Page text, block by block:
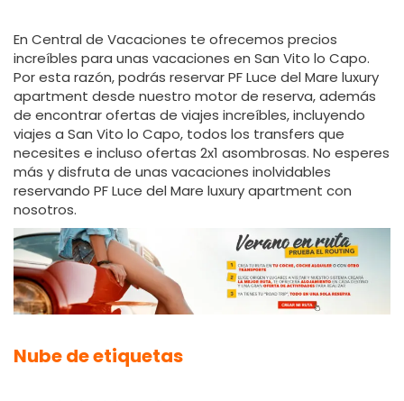
En Central de Vacaciones te ofrecemos precios
increíbles para unas vacaciones en San Vito lo Capo.
Por esta razón, podrás reservar PF Luce del Mare luxury
apartment desde nuestro motor de reserva, además
de encontrar ofertas de viajes increíbles, incluyendo
viajes a San Vito lo Capo, todos los transfers que
necesites e incluso ofertas 2x1 asombrosas. No esperes
más y disfruta de unas vacaciones inolvidables
reservando PF Luce del Mare luxury apartment con
nosotros.
Nube de etiquetas